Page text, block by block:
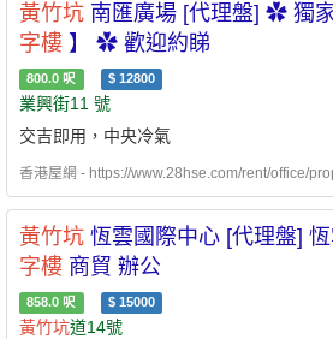
黃竹坑 南匯廣場 [代理盤] ✿ 獨
字樓 】 ✿ 歡迎約睇
800.0 呎 $ 12800
業興街11 號
交吉即用，中央冷氣
香港屋網 - https://www.28hse.com/rent/office/
黃竹坑 恆雲國際中心 [代理盤]
字樓 商貿 辦公
858.0 呎 $ 15000
黃竹坑道14號